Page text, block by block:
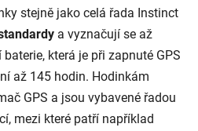
stejně jako celá řada Instinct
a vyznačují se až
která je při zapnuté GPS
až 145 hodin. Hodinkám
GPS a jsou vybavené řadou
mezi které patří například